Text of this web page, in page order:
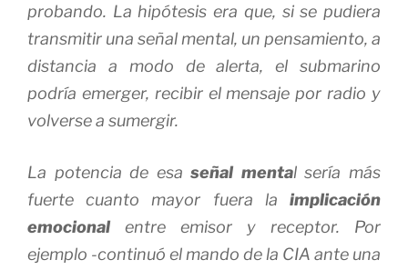
probando. La hipótesis era que, si se pudiera
transmitir una señal mental, un pensamiento, a
distancia a modo de alerta, el submarino
podría emerger, recibir el mensaje por radio y
volverse a sumergir.
La potencia de esaseñal mental sería más
fuerte cuanto mayor fuera la implicación
emocional entre emisor y receptor. Por
ejemplo -continuó el mando de la CIA ante una